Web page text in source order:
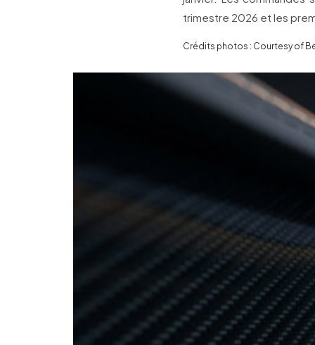
trimestre 2026 et les
Crédits photos : Courtesy of